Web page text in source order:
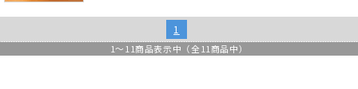
1
1～ 11商品表示中（全 11商品中）